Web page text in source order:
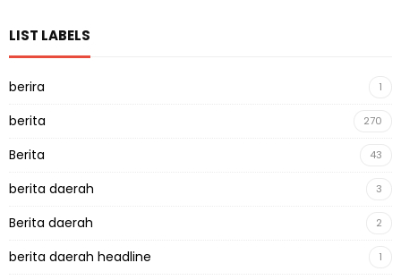
LIST LABELS
berira 1
berita 270
Berita 43
berita daerah 3
Berita daerah 2
berita daerah headline 1